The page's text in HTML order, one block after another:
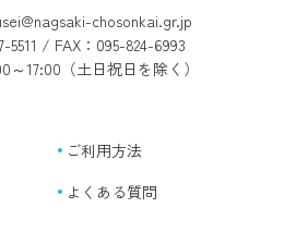
chosonkai.gr.jp
5511 / FAX：095-824-6993
～17:00（土日祝日を除く）
ご利用方法
よくある質問